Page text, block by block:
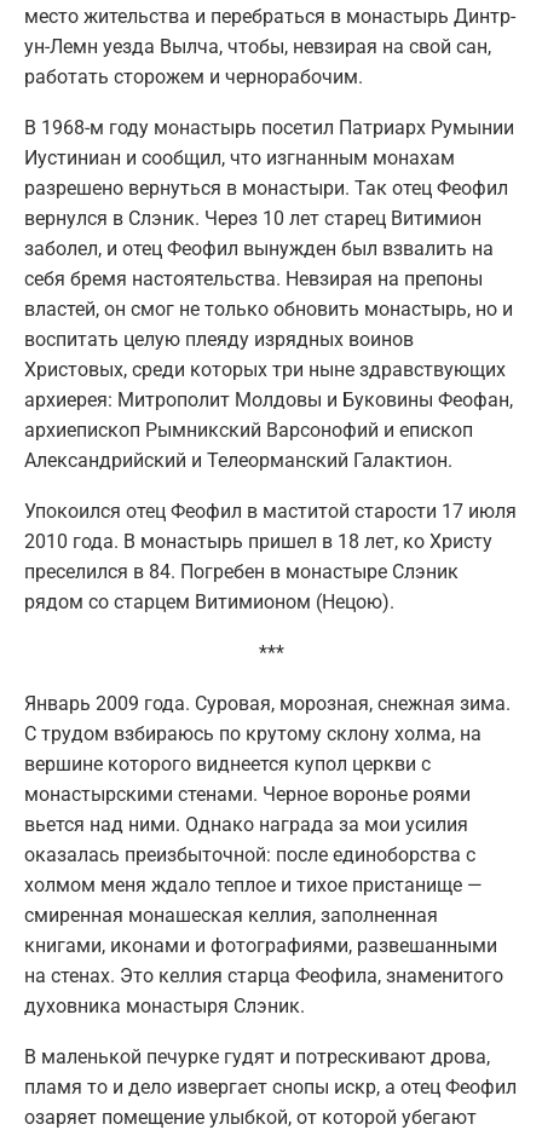
место жительства и перебраться в монастырь Динтр-
ун-Лемн уезда Вылча, чтобы, невзирая на свой сан,
работать сторожем и чернорабочим.
В 1968-м году монастырь посетил Патриарх Румынии
Иустиниан и сообщил, что изгнанным монахам
разрешено вернуться в монастыри. Так отец Феофил
вернулся в Слэник. Через 10 лет старец Витимион
заболел, и отец Феофил вынужден был взвалить на
себя бремя настоятельства. Невзирая на препоны
властей, он смог не только обновить монастырь, но и
воспитать целую плеяду изрядных воинов
Христовых, среди которых три ныне здравствующих
архиерея: Митрополит Молдовы и Буковины Феофан,
архиепископ Рымникский Варсонофий и епископ
Александрийский и Телеорманский Галактион.
Упокоился отец Феофил в маститой старости 17 июля
2010 года. В монастырь пришел в 18 лет, ко Христу
преселился в 84. Погребен в монастыре Слэник
рядом со старцем Витимионом (Нецою).
***
Январь 2009 года. Суровая, морозная, снежная зима.
С трудом взбираюсь по крутому склону холма, на
вершине которого виднеется купол церкви с
монастырскими стенами. Черное воронье роями
вьется над ними. Однако награда за мои усилия
оказалась преизбыточной: после единоборства с
холмом меня ждало теплое и тихое пристанище —
смиренная монашеская келлия, заполненная
книгами, иконами и фотографиями, развешанными
на стенах. Это келлия старца Феофила, знаменитого
духовника монастыря Слэник.
В маленькой печурке гудят и потрескивают дрова,
пламя то и дело извергает снопы искр, а отец Феофил
озаряет помещение улыбкой, от которой убегают